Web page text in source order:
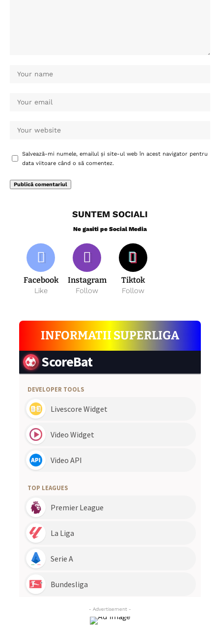
Salvează-mi numele, emailul și site-ul web în acest navigator pentru
data viitoare când o să comentez.
SUNTEM SOCIALI
Ne gasiti pe Social Media
Facebook
Like
Instagram
Follow
Tiktok
Follow
INFORMATII SUPERLIGA
- Advertisement -